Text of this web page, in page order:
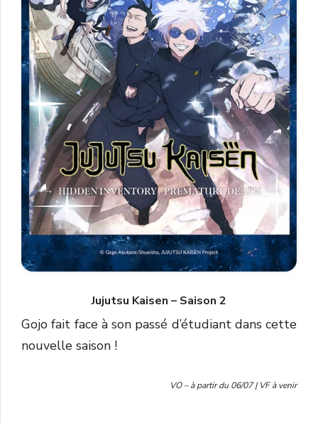
Jujutsu Kaisen – Saison 2
Gojo fait face à son passé d’étudiant dans cette
nouvelle saison !
VO – à partir du 06/07 | VF à venir